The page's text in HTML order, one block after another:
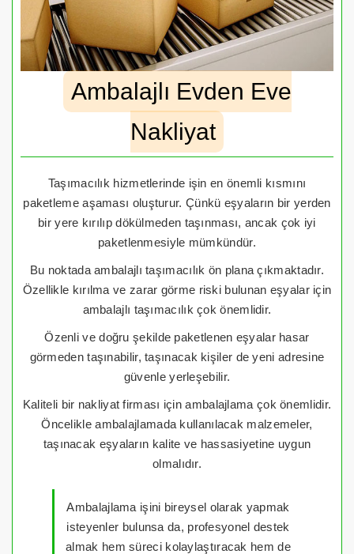
Ambalajlı Evden Eve
Nakliyat
Taşımacılık hizmetlerinde işin en önemli kısmını
paketleme aşaması oluşturur. Çünkü eşyaların bir yerden
bir yere kırılıp dökülmeden taşınması, ancak çok iyi
paketlenmesiyle mümkündür.
Bu noktada ambalajlı taşımacılık ön plana çıkmaktadır.
Özellikle kırılma ve zarar görme riski bulunan eşyalar için
ambalajlı taşımacılık çok önemlidir.
Özenli ve doğru şekilde paketlenen eşyalar hasar
görmeden taşınabilir, taşınacak kişiler de yeni adresine
güvenle yerleşebilir.
Kaliteli bir nakliyat firması için ambalajlama çok önemlidir.
Öncelikle ambalajlamada kullanılacak malzemeler,
taşınacak eşyaların kalite ve hassasiyetine uygun
olmalıdır.
Ambalajlama işini bireysel olarak yapmak
isteyenler bulunsa da, profesyonel destek
almak hem süreci kolaylaştıracak hem de